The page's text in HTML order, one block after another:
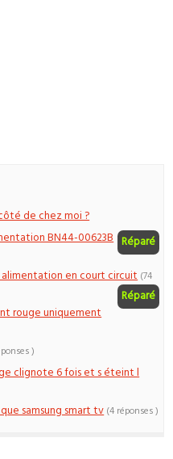
de chez moi ?
BN44-00623B Réparé
alimentation en court circuit
Réparé
(74
rouge uniquement
)
clignote 6 fois et s éteint l
samsung smart tv (4 réponses )